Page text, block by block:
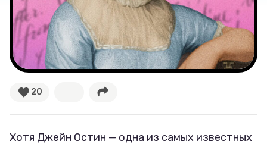
20
Хотя Джейн Остин — одна из самых известных